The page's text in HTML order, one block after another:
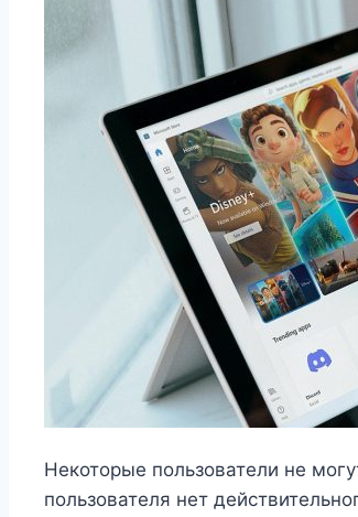
Некоторые пользователи не
пользователя нет